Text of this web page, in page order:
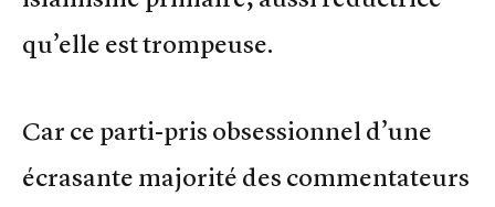
qu’elle est trompeuse.
Car ce parti-pris obsessionnel d’une
écrasante majorité des commentateurs